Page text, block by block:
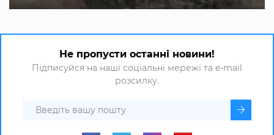
Не пропусти останні новини!
Підписуйся на наші соціальні мережі та e-mail
розсилку.